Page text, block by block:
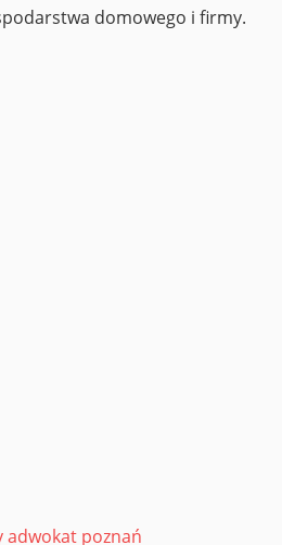
domowego i firmy.